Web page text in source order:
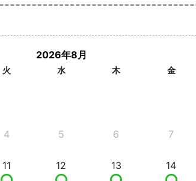
2026年8月
火 水 木 金
4 5 6 7
11 12 13 14